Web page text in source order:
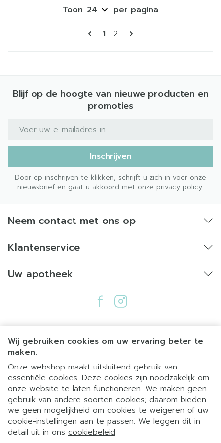
Wij gebruiken cookies om uw ervaring beter te
maken.
Onze webshop maakt uitsluitend gebruik van
essentiële cookies. Deze cookies zijn noodzakelijk om
onze website te laten functioneren. We maken geen
gebruik van andere soorten cookies; daarom bieden
we geen mogelijkheid om cookies te weigeren of uw
cookie-instellingen aan te passen. We leggen dit in
detail uit in ons cookiebeleid
Pagina's
U lees momenteel pagina
1 Pagina
2
Toon per pagina
Blijf op de hoogte van nieuwe producten en
promoties
E-mail adres
Inschrijven
Door op inschrijven te klikken, schrijft u zich in voor onze
nieuwsbrief en gaat u akkoord met onze privacy policy.
Neem contact met ons op
Klantenservice
Uw apotheek
Juridische links